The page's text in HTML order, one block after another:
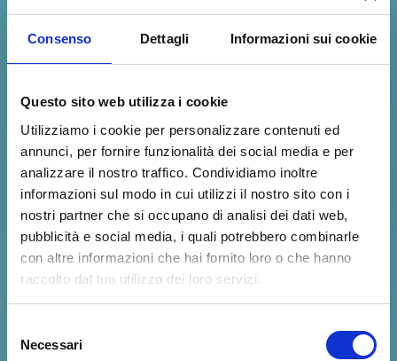
Consenso Dettagli Informazioni sui cookie
Questo sito web utilizza i cookie
Utilizziamo i cookie per personalizzare contenuti ed
annunci, per fornire funzionalità dei social media e per
analizzare il nostro traffico. Condividiamo inoltre
informazioni sul modo in cui utilizzi il nostro sito con i
nostri partner che si occupano di analisi dei dati web,
pubblicità e social media, i quali potrebbero combinarle
con altre informazioni che hai fornito loro o che hanno
raccolto dal tuo utilizzo dei loro servizi.
delNecessari